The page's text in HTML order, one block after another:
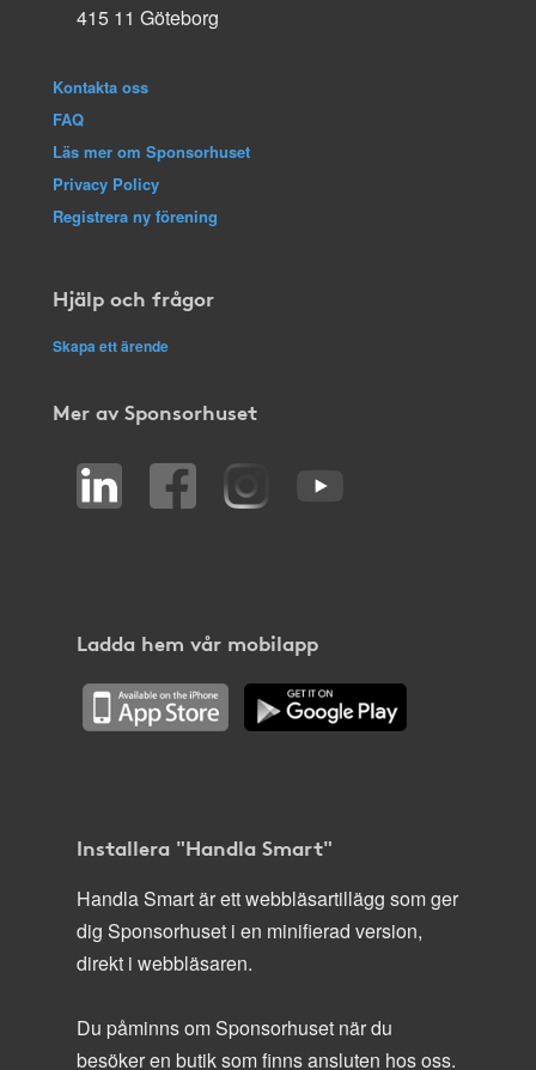
415 11 Göteborg
Kontakta oss
FAQ
Läs mer om Sponsorhuset
Privacy Policy
Registrera ny förening
Hjälp och frågor
Skapa ett ärende
Mer av Sponsorhuset
Ladda hem vår mobilapp
Installera "Handla Smart"
Handla Smart är ett webbläsartillägg som ger
dig Sponsorhuset i en minifierad version,
direkt i webbläsaren.
Du påminns om Sponsorhuset när du
besöker en butik som finns ansluten hos oss.